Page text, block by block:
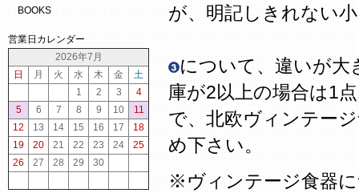
が、明記しきれない
について、違いが
庫が2以上の場合は1
で、北欧ヴィンテー
め下さい。
※ヴィンテージ食器
BOOKS
営業日カレンダー
2026年7月
日
月 火 水 木 金
土
1
2 3
4
5
6 7 8 9 10
11
12
13 14 15 16 17
18
19
20 21 22 23 24
25
26
27 28 29 30